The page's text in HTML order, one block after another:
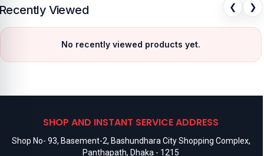
Viewed ❮ ❯
No recently viewed products yet.
SHOP AND INSTANT SERVICE ADDRESS
Shop No- 93, Basement-2, Bashundhara City Shopping Complex,
Panthapath, Dhaka - 1215